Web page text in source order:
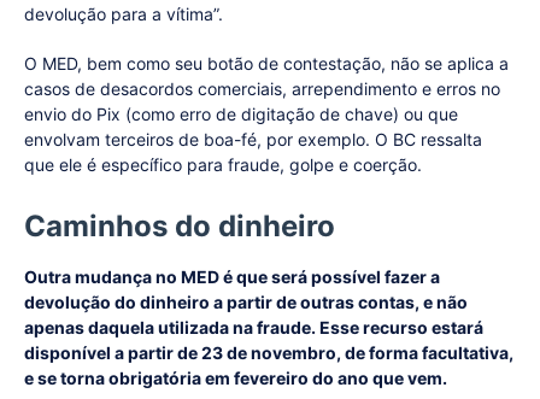
devolução para a vítima”.
O MED, bem como seu botão de contestação, não se aplica a
casos de desacordos comerciais, arrependimento e erros no
envio do Pix (como erro de digitação de chave) ou que
envolvam terceiros de boa-fé, por exemplo. O BC ressalta
que ele é específico para fraude, golpe e coerção.
Caminhos do dinheiro
Outra mudança no MED é que será possível fazer a
devolução do dinheiro a partir de outras contas, e não
apenas daquela utilizada na fraude. Esse recurso estará
disponível a partir de 23 de novembro, de forma facultativa,
e se torna obrigatória em fevereiro do ano que vem.